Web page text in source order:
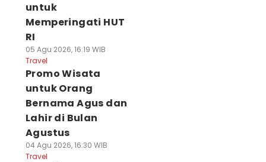
untuk
Memperingati HUT
RI
05 Agu 2026, 16:19 WIB
Travel
Promo Wisata
untuk Orang
Bernama Agus dan
Lahir di Bulan
Agustus
04 Agu 2026, 16:30 WIB
Travel